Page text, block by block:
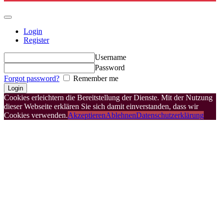
Login
Register
Username
Password
Forgot password?
Remember me
Cookies erleichtern die Bereitstellung der Dienste. Mit der Nutzung
dieser Webseite erklären Sie sich damit einverstanden, dass wir
Cookies verwenden.AkzeptierenAblehnenDatenschutzerklärung